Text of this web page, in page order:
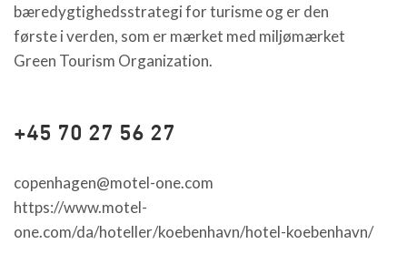
bæredygtighedsstrategi for turisme og er den
første i verden, som er mærket med miljømærket
Green Tourism Organization.
+45 70 27 56 27
copenhagen@motel-one.com
https://www.motel-
one.com/da/hoteller/koebenhavn/hotel-koebenhavn/